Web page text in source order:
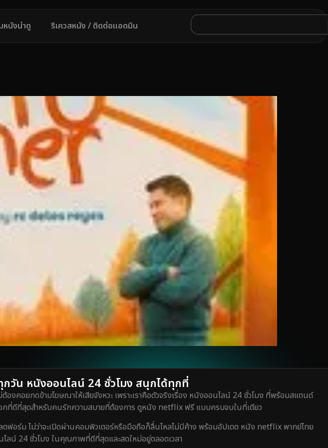
หนังน่าดู รีเควสหนัง / ติดต่อแอดมิน
วัน หนังออนไลน์ 24 ชั่วโมง สนุกได้ทุกที่
คอยกดข้ามโฆษณาให้เสียจังหวะ เพราะเราคือตัวจริงเรื่อง หนังออนไลน์ 24 ชั่วโมง ที่พร้อมสแตนด์
ที่ดีที่สุดสำหรับคนรักความสบายที่ต้องการ ดูหนัง netflix ฟรี แบบครบจบในที่เดียว
อร์ม ไม่ว่าจะเปิดผ่านคอมพิวเตอร์หรือมือถือก็ลื่นไหลไม่มีค้าง พร้อมอัปเดต หนัง netflix พากย์ไทย
น์ 24 ชั่วโมง ในคุณภาพที่ดีที่สุดและสดใหม่อยู่ตลอดเวลา